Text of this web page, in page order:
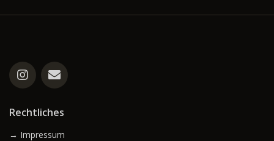
Rechtliches
→ Impressum